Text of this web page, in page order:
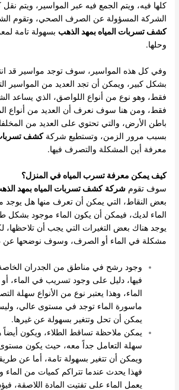
كلها فيه، ويتم الجمع فيه عبر المواسير، ويتم
الشركة المسؤولة عن الصرف الصحي، وتقوم
كشف تسربات المياه بمهد الذهب بسهولة تامة
وحلها.
وفي كل هذه المواسير، سوف توجد مواسير قد
بشكل كبير، ويمكن أن تجد العديد من المواسير
فقط، وهو نوع من أنواع اللواصق، الذي يساعد
فقط، ومن هنا سوف نعرف أن العديد من أنواع
باطن الأرض، والتي تحتوي على العديد من
بسبب مرور الزمن، وتستطيع شركةكشف تسربات
معرفة أين المشكلة والتصرف فيها.
كيف يمكن معرفة تسرب المياه في المنزل؟
سوف تقومشركة كشف تسربات المياه بمهد
بعض النقاط، التي يمكن أن تعرف منها هل
الماء لديك، فيمكن أن يكون الماء موجود بشكل
يوجد هناك بعض التغيرات التي يجب أن
مشكلة في الماء أو الصرف، وسوف نوضحها عن
وجود رشح في مناطق من الجدران
فيها، دليل على وجود تسريب في الماء،
الماء، وهذا يعتبر نوع من الأنواع سهلة
ماسورة الماء توجد في مستوى عالي،
يمكن أن تحل وتتغير بسهولة عن غيرها.
يمكن ملاحظة تساقط الطلاء، ويكون أيضاً
سهلة التعامل جداً معه، حيث يكون مستوى
ويمكن أن تتغير بسهولة تامة، أما عن
فهذا يحدث عندما تتراكم كميات من الماء
يعمل الماء على تفتيت المادة اللاصقة،